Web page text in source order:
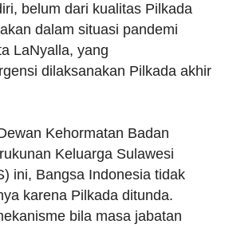
belum dari kualitas Pilkada
dalam situasi pandemi
LaNyalla, yang
dilaksanakan Pilkada akhir
Kehormatan Badan
Keluarga Sulawesi
ini, Bangsa Indonesia tidak
karena Pilkada ditunda.
bila masa jabatan